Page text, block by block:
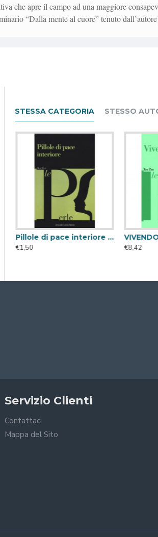
che apre il campo ad una maggiore
“Dalla mente al cuore” tenuto
STESSA CATEGORIA STESSO
Pillole di pace interiore ( Libro Digitale )
€1,50
€8,42
Servizio Clienti
Contattaci
Mappa del Sito